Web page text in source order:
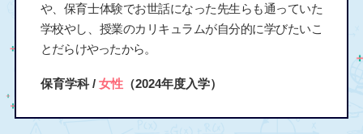
や、保育士体験でお世話になった先生らも通っていた
学校やし、授業のカリキュラムが自分的に学びたいこ
とだらけやったから。
保育学科 / 女性（2024年度入学）